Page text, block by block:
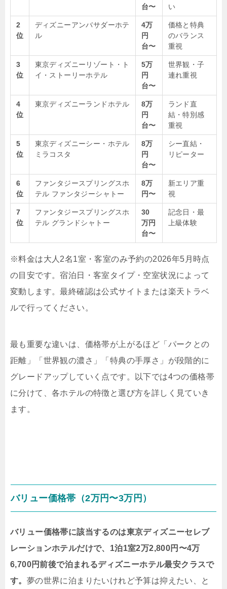
台〜 い
2
位
ディズニーアンバサダーホテ
ル
4万
円
台〜
価格と特典
のバランス
重視
3
位
東京ディズニーリゾート・ト
イ・ストーリーホテル
5万
円
台〜
世界観・子
連れ重視
4
位
東京ディズニーランドホテル
8万
円
台〜
ランド直
結・特別感
重視
5
位
東京ディズニーシー・ホテル
ミラコスタ
8万
円
台〜
シー直結・
リピーター
6
位
ファンタジースプリングスホ
テル ファンタジーシャトー
8万
円〜
新エリア重
視
7
位
ファンタジースプリングスホ
テル グランドシャトー
30
万円
台〜
記念日・最
上級体験
※料金は大人2名1室・客室のみ予約の2026年5月時点
の目安です。宿泊日・客室タイプ・空室状況によって
変動します。最終確認は公式サイトまたは楽天トラベ
ルで行ってください。
最も重要な違いは、価格帯が上がるほど「パークとの
距離」「世界観の濃さ」「特典の手厚さ」が段階的に
グレードアップしていく点です。以下では4つの価格帯
に分けて、各ホテルの特徴と選び方を詳しく見ていき
ます。
バリュー価格帯（2万円〜3万円）
バリュー価格帯に該当するのは東京ディズニーセレブ
レーションホテルだけで、1泊1室2万2,800円〜4万
6,700円前後で泊まれるディズニーホテル最安クラスで
す。 夢の世界に泊まりたいけれど予算は抑えたい、と